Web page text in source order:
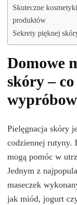
Skuteczne
produktów
Sekrety pięknej
Domowe
skóry –
Pielęgnacja skóry
codziennej rutyny.
mogą pomóc w
Jednym z
maseczek
jak miód, jogurt